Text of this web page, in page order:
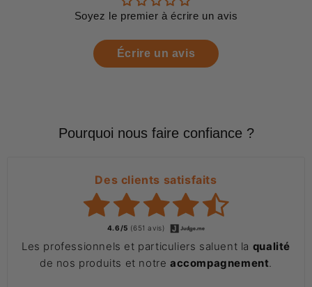
Soyez le premier à écrire un avis
Écrire un avis
Pourquoi nous faire confiance ?
Des clients satisfaits
4.6/5 (651 avis)
Les professionnels et particuliers saluent la qualité
de nos produits et notre accompagnement.